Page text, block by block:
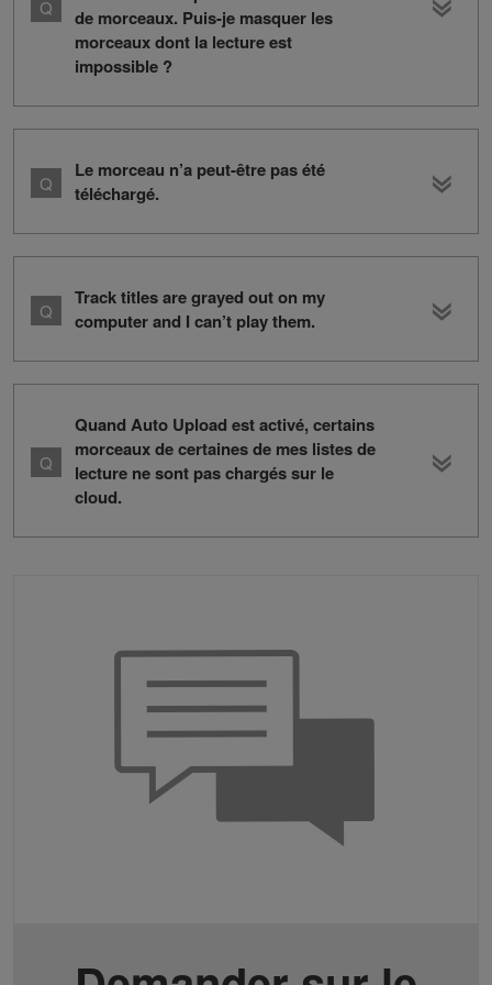
de morceaux. Puis-je masquer les
morceaux dont la lecture est
impossible ?
Le morceau n’a peut-être pas été
téléchargé.
Track titles are grayed out on my
computer and I can’t play them.
Quand Auto Upload est activé, certains
morceaux de certaines de mes listes de
lecture ne sont pas chargés sur le
cloud.